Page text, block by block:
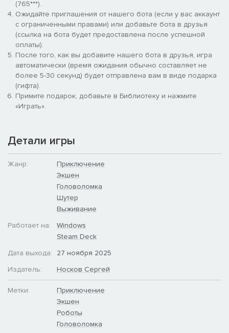
Атмосферный саундтрек от "Nobody's Nail Machine"
(765***).
Ожидайте приглашения от нашего бота (если у вас аккаунт
с ограниченными правами) или добавьте бота в друзья
(ссылка на бота будет предоставлена после успешной
оплаты).
После того, как вы добавите нашего бота в друзья, игра
автоматически (время ожидания обычно составляет не
более 5-30 секунд) будет отправлена вам в виде подарка
(гифта).
Примите подарок, добавьте в Библиотеку и нажмите
«Играть».
Детали игры
Жанр:
Приключение
Экшен
Головоломка
Шутер
Выживание
Работает на:
Windows
Steam Deck
Дата выхода:
27 ноября 2025
Издатель:
Носков Сергей
Метки:
Приключение
Экшен
Роботы
Головоломка